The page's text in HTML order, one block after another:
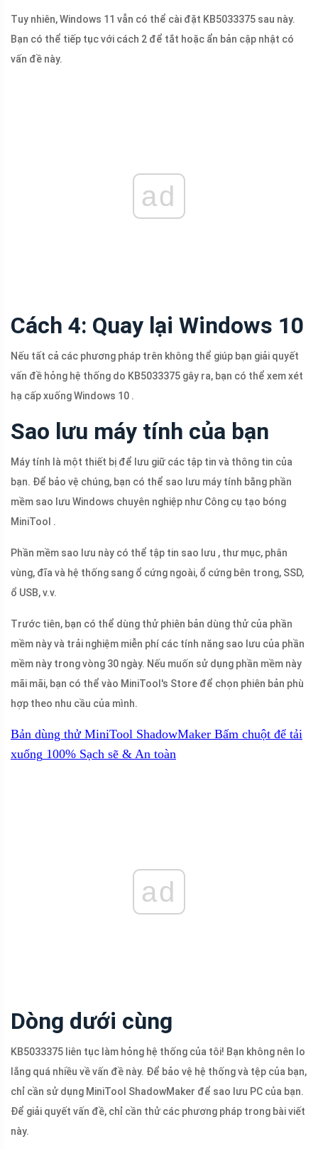
Tuy nhiên, Windows 11 vẫn có thể cài đặt KB5033375 sau này.
Bạn có thể tiếp tục với cách 2 để tắt hoặc ẩn bản cập nhật có
vấn đề này.
ad
Cách 4: Quay lại Windows 10
Nếu tất cả các phương pháp trên không thể giúp bạn giải quyết
vấn đề hỏng hệ thống do KB5033375 gây ra, bạn có thể xem xét
hạ cấp xuống Windows 10 .
Sao lưu máy tính của bạn
Máy tính là một thiết bị để lưu giữ các tập tin và thông tin của
bạn. Để bảo vệ chúng, bạn có thể sao lưu máy tính bằng phần
mềm sao lưu Windows chuyên nghiệp như Công cụ tạo bóng
MiniTool .
Phần mềm sao lưu này có thể tập tin sao lưu , thư mục, phân
vùng, đĩa và hệ thống sang ổ cứng ngoài, ổ cứng bên trong, SSD,
ổ USB, v.v.
Trước tiên, bạn có thể dùng thử phiên bản dùng thử của phần
mềm này và trải nghiệm miễn phí các tính năng sao lưu của phần
mềm này trong vòng 30 ngày. Nếu muốn sử dụng phần mềm này
mãi mãi, bạn có thể vào MiniTool's Store để chọn phiên bản phù
hợp theo nhu cầu của mình.
Bản dùng thử MiniTool ShadowMaker Bấm chuột để tải
xuống 100% Sạch sẽ & An toàn
ad
Dòng dưới cùng
KB5033375 liên tục làm hỏng hệ thống của tôi! Bạn không nên lo
lắng quá nhiều về vấn đề này. Để bảo vệ hệ thống và tệp của bạn,
chỉ cần sử dụng MiniTool ShadowMaker để sao lưu PC của bạn.
Để giải quyết vấn đề, chỉ cần thử các phương pháp trong bài viết
này.